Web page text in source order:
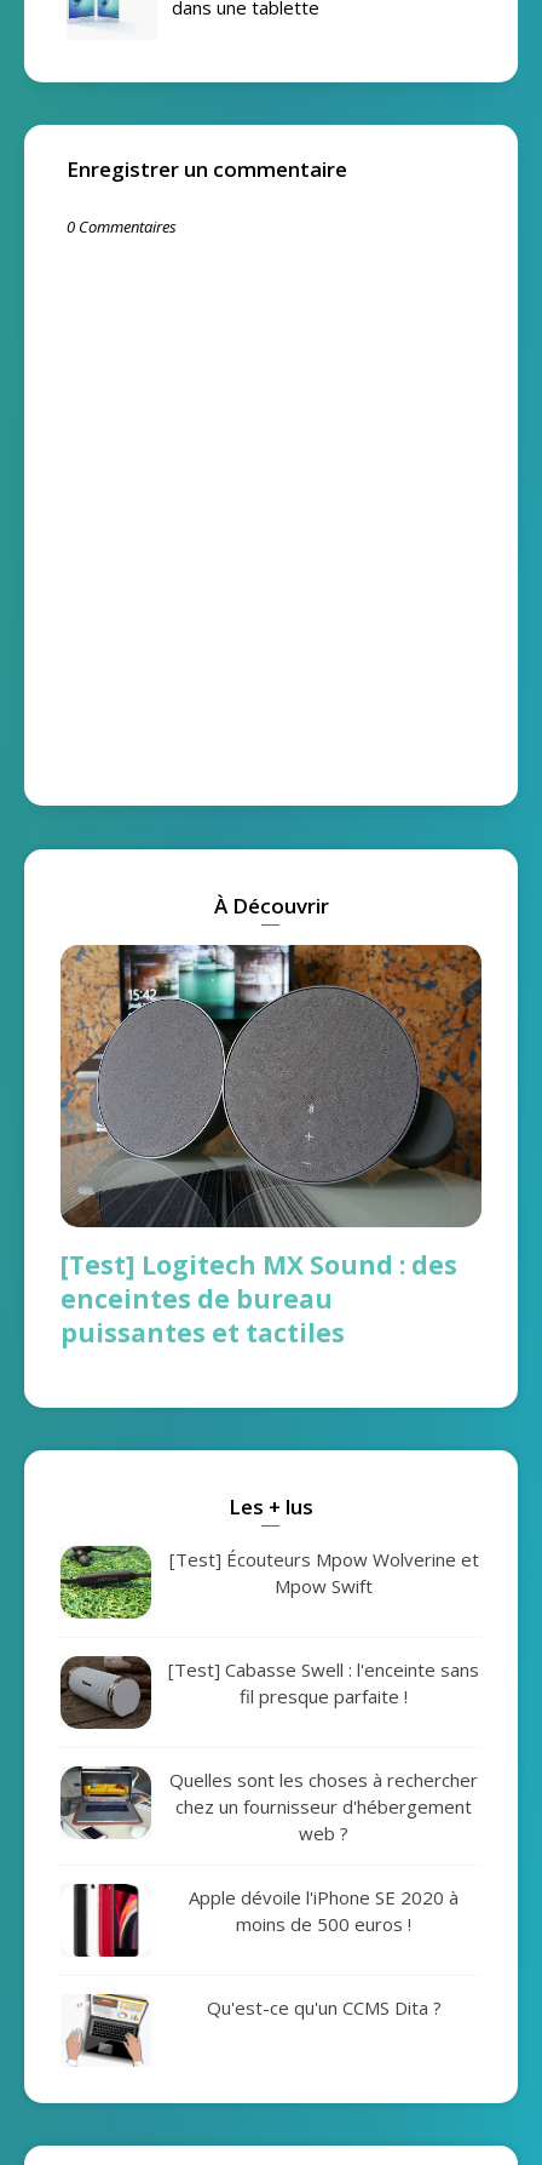
dans une tablette
Enregistrer un commentaire
0 Commentaires
À Découvrir
[Test] Logitech MX Sound : des
enceintes de bureau
puissantes et tactiles
Les + lus
[Test] Écouteurs Mpow Wolverine et
Mpow Swift
[Test] Cabasse Swell : l'enceinte sans
fil presque parfaite !
Quelles sont les choses à rechercher
chez un fournisseur d'hébergement
web ?
Apple dévoile l'iPhone SE 2020 à
moins de 500 euros !
Qu'est-ce qu'un CCMS Dita ?